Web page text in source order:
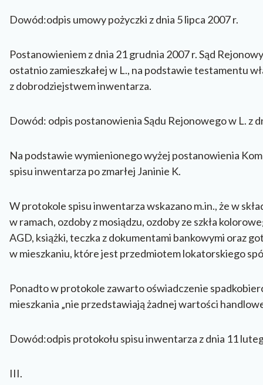
Dowód:odpis umowy pożyczki z dnia 5 lipca 2007 r.
Postanowieniem z dnia 21 grudnia 2007 r. Sąd
ostatnio zamieszkałej w L., na podstawie testamentu
z dobrodziejstwem inwentarza.
Dowód: odpis postanowienia Sądu Rejonowego w L. z
Na podstawie wymienionego wyżej postanowienia
spisu inwentarza po zmarłej Janinie K.
W protokole spisu inwentarza wskazano m.in., że w
w ramach, ozdoby z mosiądzu, ozdoby ze szkła
AGD, książki, teczka z dokumentami bankowymi oraz
w mieszkaniu, które jest przedmiotem lokatorskiego
Ponadto w protokole zawarto oświadczenie
mieszkania „nie przedstawiają żadnej wartości
Dowód:odpis protokołu spisu inwentarza z dnia 11
III.